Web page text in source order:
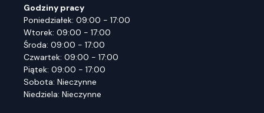
Godziny pracy
Poniedziałek: 09:00 - 17:00
Wtorek: 09:00 - 17:00
Środa: 09:00 - 17:00
Czwartek: 09:00 - 17:00
Piątek: 09:00 - 17:00
Sobota: Nieczynne
Niedziela: Nieczynne